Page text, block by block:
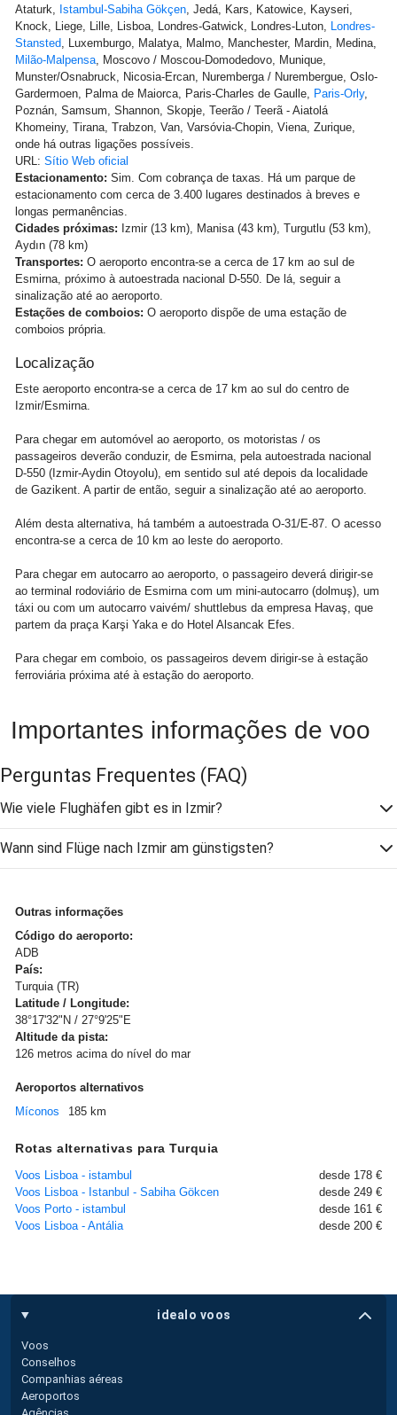
Ataturk, Istambul-Sabiha Gökçen , Jedá, Kars, Katowice, Kayseri,
Knock, Liege, Lille, Lisboa, Londres-Gatwick, Londres-Luton, Londres-
Stansted , Luxemburgo, Malatya, Malmo, Manchester, Mardin, Medina,
Milão-Malpensa , Moscovo / Moscou-Domodedovo, Munique,
Munster/Osnabruck, Nicosia-Ercan, Nuremberga / Nurembergue, Oslo-
Gardermoen, Palma de Maiorca, Paris-Charles de Gaulle, Paris-Orly,
Poznán, Samsum, Shannon, Skopje, Teerão / Teerã - Aiatolá
Khomeiny, Tirana, Trabzon, Van, Varsóvia-Chopin, Viena, Zurique,
onde há outras ligações possíveis.
URL: Sítio Web oficial
Estacionamento: Sim. Com cobrança de taxas. Há um parque de
estacionamento com cerca de 3.400 lugares destinados à breves e
longas permanências.
Cidades próximas: Izmir (13 km), Manisa (43 km), Turgutlu (53 km),
Aydın (78 km)
Transportes: O aeroporto encontra-se a cerca de 17 km ao sul de
Esmirna, próximo à autoestrada nacional D-550. De lá, seguir a
sinalização até ao aeroporto.
Estações de comboios: O aeroporto dispõe de uma estação de
comboios própria.
Localização
Este aeroporto encontra-se a cerca de 17 km ao sul do centro de
Izmir/Esmirna.
Para chegar em automóvel ao aeroporto, os motoristas / os
passageiros deverão conduzir, de Esmirna, pela autoestrada nacional
D-550 (Izmir-Aydin Otoyolu), em sentido sul até depois da localidade
de Gazikent. A partir de então, seguir a sinalização até ao aeroporto.
Além desta alternativa, há também a autoestrada O-31/E-87. O acesso
encontra-se a cerca de 10 km ao leste do aeroporto.
Para chegar em autocarro ao aeroporto, o passageiro deverá dirigir-se
ao terminal rodoviário de Esmirna com um mini-autocarro (dolmuş), um
táxi ou com um autocarro vaivém/ shuttlebus da empresa Havaş, que
partem da praça Karşi Yaka e do Hotel Alsancak Efes.
Para chegar em comboio, os passageiros devem dirigir-se à estação
ferroviária próxima até à estação do aeroporto.
Importantes informações de voo
Perguntas Frequentes (FAQ)
Wie viele Flughäfen gibt es in Izmir?
Wann sind Flüge nach Izmir am günstigsten?
Outras informações
Código do aeroporto:
ADB
País:
Turquia (TR)
Latitude / Longitude:
38°17'32"N / 27°9'25"E
Altitude da pista:
126 metros acima do nível do mar
Aeroportos alternativos
Míconos
185 km
Rotas alternativas para Turquia
Voos Lisboa - istambul
desde 178 €
Voos Lisboa - Istanbul - Sabiha Gökcen
desde 249 €
Voos Porto - istambul
desde 161 €
Voos Lisboa - Antália
desde 200 €
idealo voos
Voos
Conselhos
Companhias aéreas
Aeroportos